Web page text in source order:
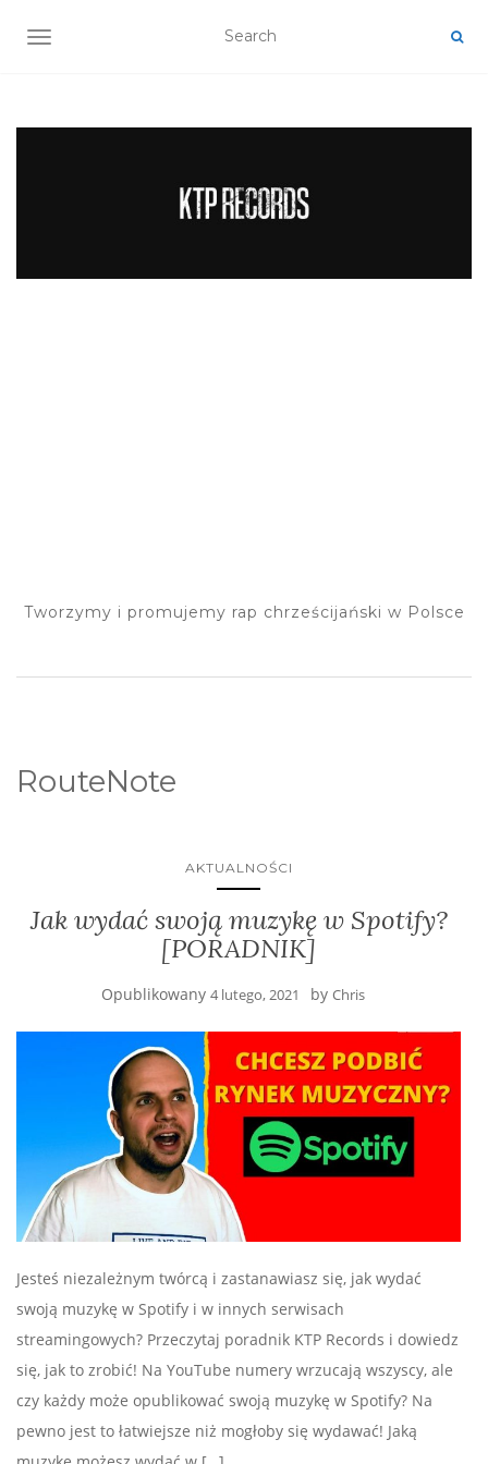
TOGGLE NAVIGATION
Tworzymy i promujemy rap chrześcijański w Polsce
RouteNote
AKTUALNOŚCI
Jak wydać swoją muzykę w Spotify?
[PORADNIK]
Opublikowany 4 lutego, 2021 by Chris
Jesteś niezależnym twórcą i zastanawiasz się, jak wydać
swoją muzykę w Spotify i w innych serwisach
streamingowych? Przeczytaj poradnik KTP Records i dowiedz
się, jak to zrobić! Na YouTube numery wrzucają wszyscy, ale
czy każdy może opublikować swoją muzykę w Spotify? Na
pewno jest to łatwiejsze niż mogłoby się wydawać! Jaką